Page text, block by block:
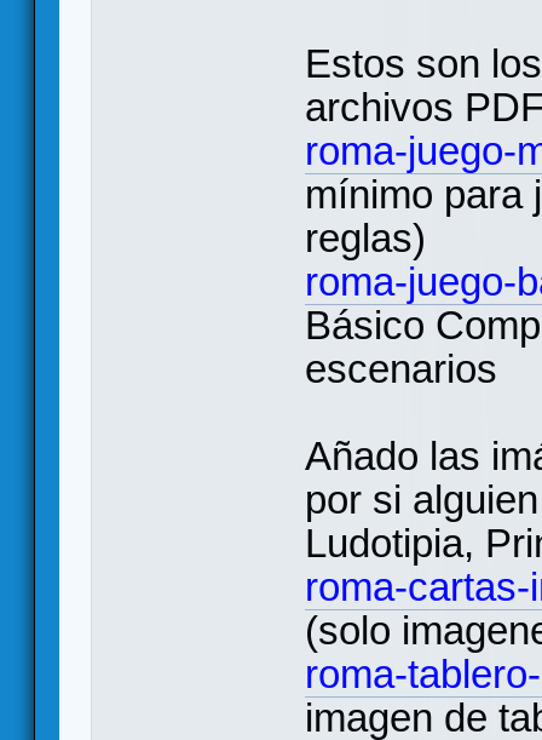
Estos son
archivos
roma-juego-
mínimo para
reglas)
roma-juego-
Básico
escenarios
Añado las
por si
Ludotipia,
roma-
(solo
roma-
imagen de